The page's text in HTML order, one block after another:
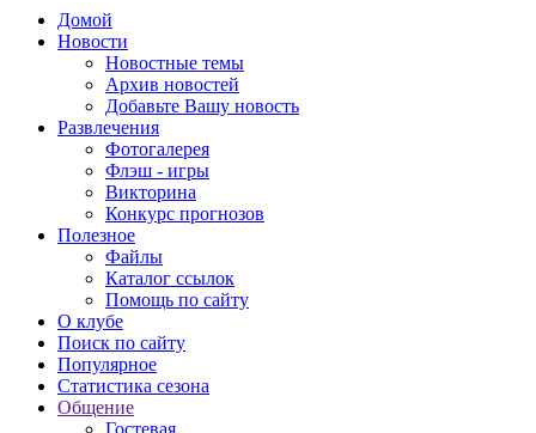
Домой
Новости
Новостные темы
Архив новостей
Добавьте Вашу новость
Развлечения
Фотогалерея
Флэш - игры
Викторина
Конкурс прогнозов
Полезное
Файлы
Каталог ссылок
Помощь по сайту
О клубе
Поиск по сайту
Популярное
Статистика сезона
Общение
Гостевая